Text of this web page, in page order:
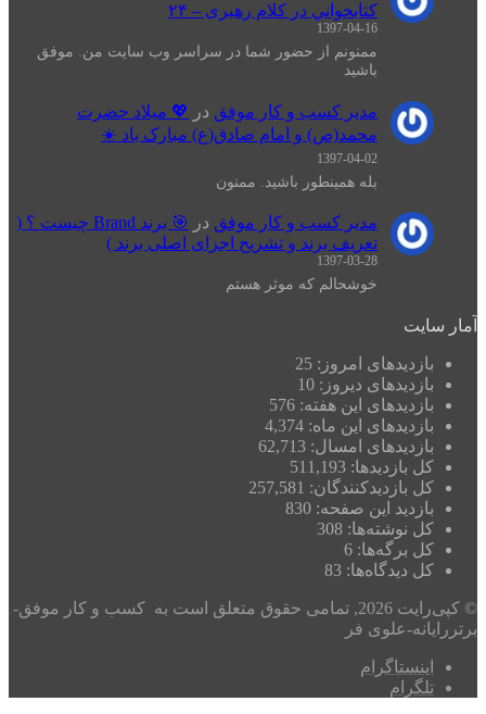
كتابخواني در كلام رهبری – ۲۴
ممنونم از حضور شما در سراسر وب سایت من. موفق
مدیر کسب و کار موفقدر 💖 میلاد حضرت
محمد(ص) و امام صادق(ع) مبارک باد ☀️
بله همینطور باشید. ممنون
مدیر کسب و کار موفقدر
🎯 برند Brand چیست ؟ (
تعریف برند و تشریح اجزای اصلی برند )
خوشحالم که موثر هستم
امروز:25
دیروز:10
این هفته: 576
این ماه:4,374
امسال:62,713
بازدیدها: 511,193
بازدیدکنند‌گان:257,581
این صفحه:830
نوشته‌ها: 308
برگه‌ها: 6
دیدگاه‌ها: 83
© کپی‌رایت 2026, تمامی حقوق متعلق است به کسب و کار موفق-
علوی فر